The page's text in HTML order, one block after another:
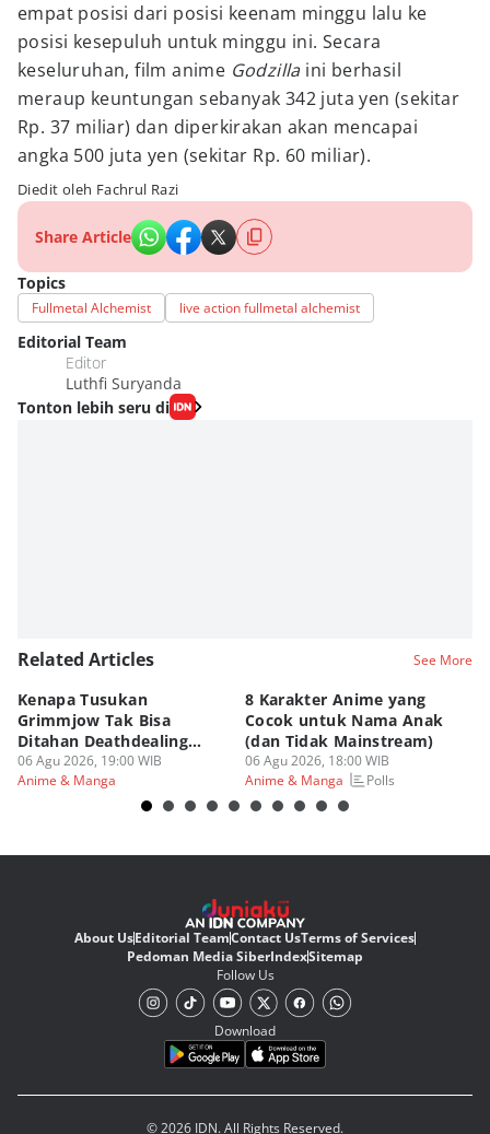
empat posisi dari posisi keenam minggu lalu ke
posisi kesepuluh untuk minggu ini. Secara
keseluruhan, film anime Godzilla ini berhasil
meraup keuntungan sebanyak 342 juta yen (sekitar
Rp. 37 miliar) dan diperkirakan akan mencapai
angka 500 juta yen (sekitar Rp. 60 miliar).
Diedit oleh Fachrul Razi
Share Article
Topics
Fullmetal Alchemist live action fullmetal alchemist
Editorial Team
Editor
Luthfi Suryanda
Tonton lebih seru di
Related Articles See More
Kenapa Tusukan
Grimmjow Tak Bisa
Ditahan Deathdealing
Askin Bleach?
06 Agu 2026, 19:00 WIB
Anime & Manga
8 Karakter Anime yang
Cocok untuk Nama Anak
(dan Tidak Mainstream)
06 Agu 2026, 18:00 WIB
Anime & Manga
Polls
About UsEditorial TeamContact UsTerms of Services
Pedoman Media SiberIndexSitemap
Follow Us
Download
© 2026 IDN. All Rights Reserved.